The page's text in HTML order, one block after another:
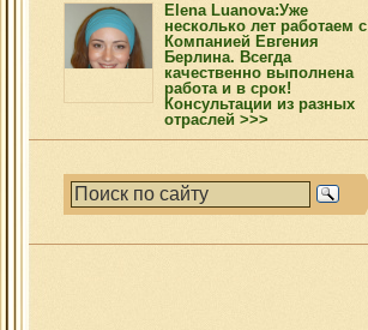
Elena Luanova:Уже
несколько лет работаем с
Компанией Евгения
Берлина. Всегда
качественно выполнена
работа и в срок!
Консультации из разных
отраслей >>>